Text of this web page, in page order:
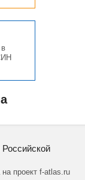
проект f-atlas.ru